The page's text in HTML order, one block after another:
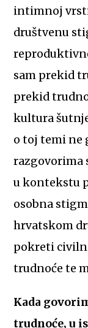
intimnoj
društvenu
sam prekid
prekid
kultura
o toj temi ne
razgovorima
u kontekstu
osobna
hrvatskom
pokreti
trudnoće te
Kada
trudnoće, u